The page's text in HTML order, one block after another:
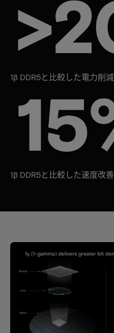
1β DDR5と比較した電力削減
1β DDR5と比較した速度改善